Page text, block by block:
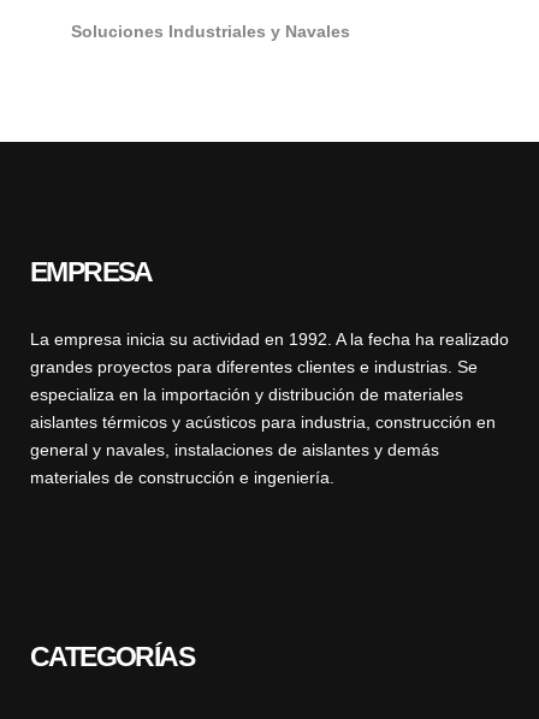
Soluciones Industriales y Navales
EMPRESA
La empresa inicia su actividad en 1992. A la fecha ha realizado
grandes proyectos para diferentes clientes e industrias. Se
especializa en la importación y distribución de materiales
aislantes térmicos y acústicos para industria, construcción en
general y navales, instalaciones de aislantes y demás
materiales de construcción e ingeniería.
CATEGORÍAS